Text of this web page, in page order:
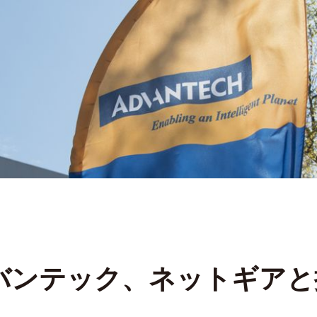
ンテック、ネットギア